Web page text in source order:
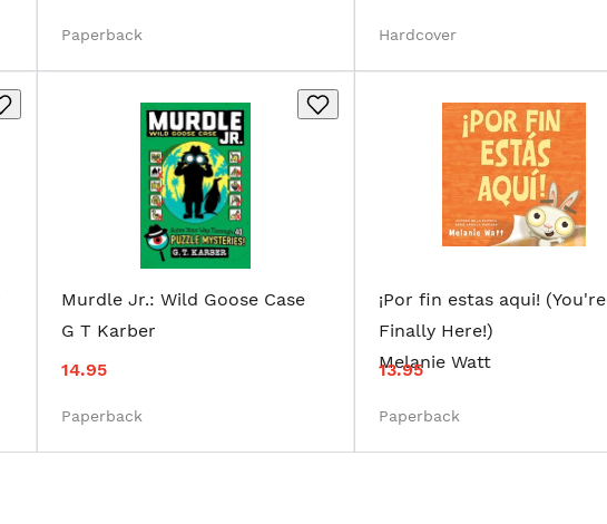
Paperback Hardcover
Murdle Jr.: Wild Goose Case
G T Karber
14.95
Paperback
¡Por fin estas aqui! (You're
Finally Here!)
Melanie Watt
13.95
Paperback